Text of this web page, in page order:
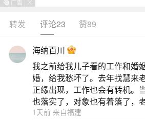
转运纳福之年，家运旺、子女吉
年太岁旺身，家中喜事多与孩子
升职加薪、姻缘稳定。孩子顺遂
安宁、老少安康。事业上驿马
一月是升职跳槽黄金期，将星
需防小
转发 评论23 赞89
海纳百川
我之前给我儿子看的工作和婚
婚，给我愁坏了。去年找慧来
正缘出现，工作也会有转机。
也落实了，对象也有着落了，
1天前 来自福建